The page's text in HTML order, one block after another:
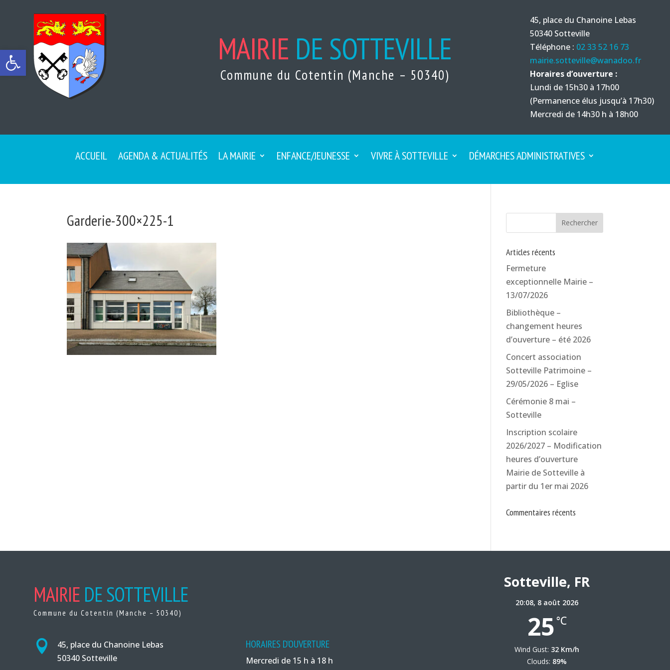
Ouvrir la barre d’outils MAIRIE DE SOTTEVILLE
Commune du Cotentin (Manche – 50340)
45, place du Chanoine Lebas
50340 Sotteville
Téléphone : 02 33 52 16 73
mairie.sotteville@wanadoo.fr
Horaires d’ouverture :
Lundi de 15h30 à 17h00
(Permanence élus jusqu’à 17h30)
Mercredi de 14h30 h à 18h00
ACCUEIL AGENDA & ACTUALITÉS LA MAIRIE ENFANCE/JEUNESSE VIVRE À SOTTEVILLE DÉMARCHES ADMINISTRATIVES
Garderie-300×225-1
Articles récents
Fermeture
exceptionnelle Mairie –
13/07/2026
Bibliothèque –
changement heures
d’ouverture – été 2026
Concert association
Sotteville Patrimoine –
29/05/2026 – Eglise
Cérémonie 8 mai –
Sotteville
Inscription scolaire
2026/2027 – Modification
heures d’ouverture
Mairie de Sotteville à
partir du 1er mai 2026
Commentaires récents
MAIRIE DE SOTTEVILLE
Commune du Cotentin (Manche – 50340)

45, place du Chanoine Lebas
50340 Sotteville
HORAIRES D’OUVERTURE
Mercredi de 15 h à 18 h
Sotteville, FR
20:08, 8 août 2026
25°C
Wind Gust: 32 Km/h
Clouds: 89%